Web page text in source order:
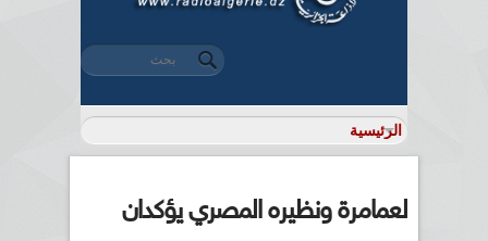
استمارة البحث
‏بحث ‏
لعمامرة ونظيره المصري يؤكدان